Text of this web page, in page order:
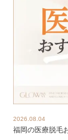
2026.08.04
福岡の医療脱毛